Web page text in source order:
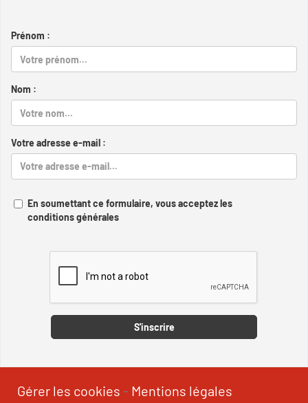
Prénom :
Nom :
Votre adresse e-mail :
En soumettant ce formulaire, vous acceptez les
conditions générales
S'inscrire
Gérer les cookies - Mentions légales